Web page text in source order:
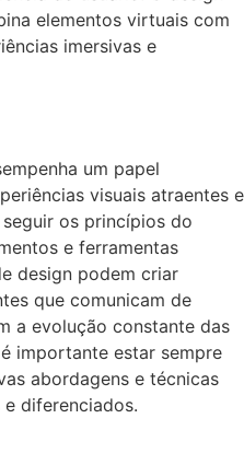
elementos virtuais com
imersivas e
um papel
visuais atraentes e
os princípios do
e ferramentas
design podem criar
que comunicam de
a evolução constante das
importante estar sempre
abordagens e técnicas
diferenciados.